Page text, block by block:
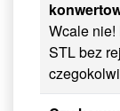
Wcale
STL bez